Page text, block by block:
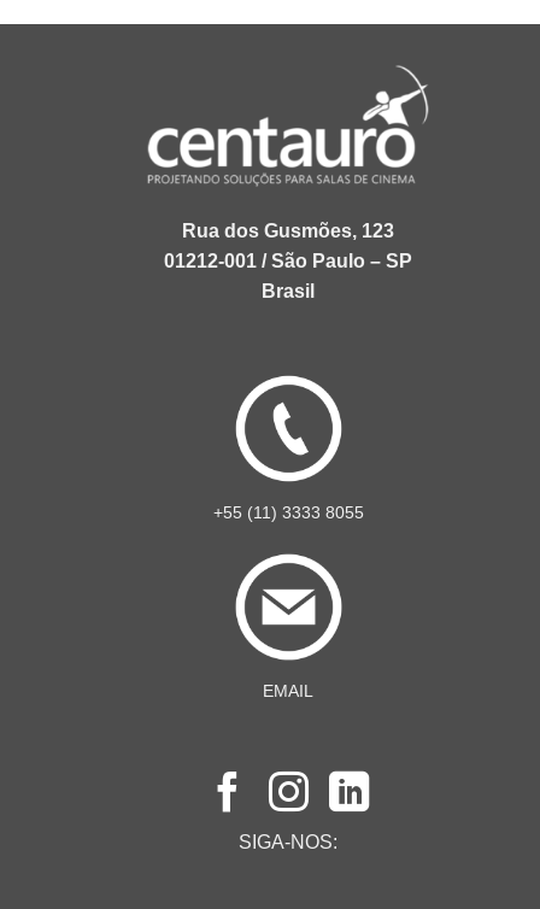
Rua dos Gusmões, 123
01212-001 / São Paulo – SP
Brasil
+55 (11) 3333 8055
EMAIL
SIGA-NOS: